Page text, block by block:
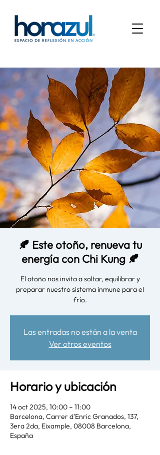
🍂 Este otoño, renueva tu
energía con Chi Kung 🍂
El otoño nos invita a soltar, equilibrar y
preparar nuestro sistema inmune para el
Las entradas no están a la venta
Ver otros eventos
Horario y ubicación
14 oct 2025, 10:00 – 11:00
Barcelona, Carrer d'Enric Granados, 137,
3era 2da, Eixample, 08008 Barcelona,
España